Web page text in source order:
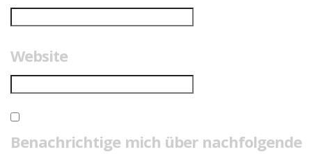
Website
Benachrichtige mich über nachfolgende